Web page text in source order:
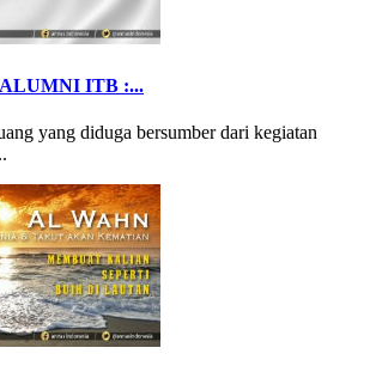
ITB :...
yang diduga bersumber dari kegiatan